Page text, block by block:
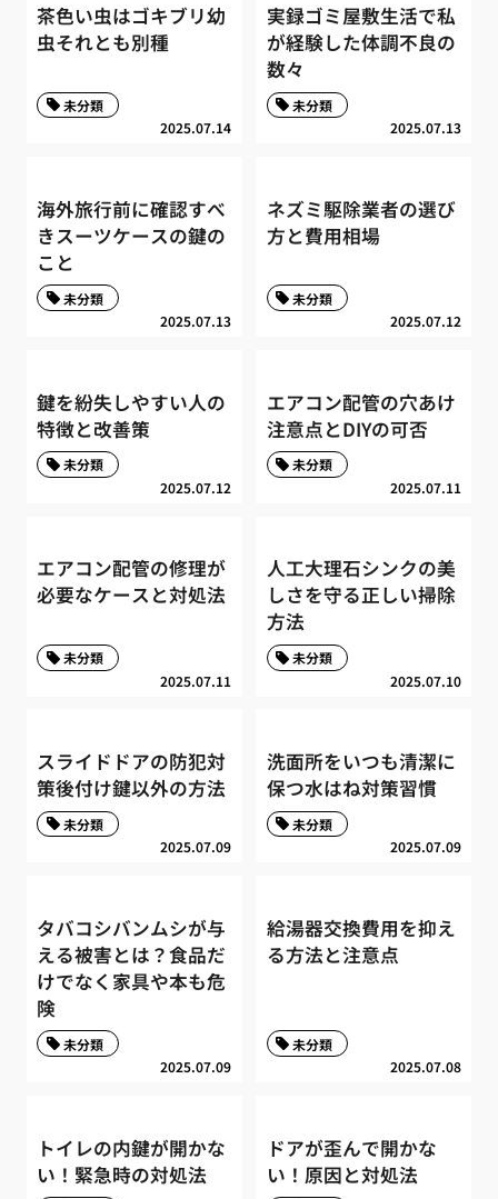
茶色い虫はゴキブリ幼
虫それとも別種
2025.07.14
未分類
実録ゴミ屋敷生活で私
が経験した体調不良の
数々
2025.07.13
未分類
海外旅行前に確認すべ
きスーツケースの鍵の
こと
2025.07.13
未分類
ネズミ駆除業者の選び
方と費用相場
2025.07.12
未分類
鍵を紛失しやすい人の
特徴と改善策
2025.07.12
未分類
エアコン配管の穴あけ
注意点とDIYの可否
2025.07.11
未分類
エアコン配管の修理が
必要なケースと対処法
2025.07.11
未分類
人工大理石シンクの美
しさを守る正しい掃除
方法
2025.07.10
未分類
スライドドアの防犯対
策後付け鍵以外の方法
2025.07.09
未分類
洗面所をいつも清潔に
保つ水はね対策習慣
2025.07.09
未分類
タバコシバンムシが与
える被害とは？食品だ
けでなく家具や本も危
険
2025.07.09
未分類
給湯器交換費用を抑え
る方法と注意点
2025.07.08
未分類
トイレの内鍵が開かな
い！緊急時の対処法
ドアが歪んで開かな
い！原因と対処法